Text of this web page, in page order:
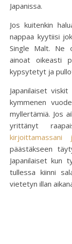
Japanissa.
Jos kuitenkin
nappaa kyytiisi
Single Malt. Ne
ainoat oikeasti
kypsytetyt ja
Japanilaiset
kymmenen
myllertämiä. Jos
yrittänyt
kirjoittamassani
päästäkseen
Japanilaiset kun
tullessa kiinni
vietetyn illan